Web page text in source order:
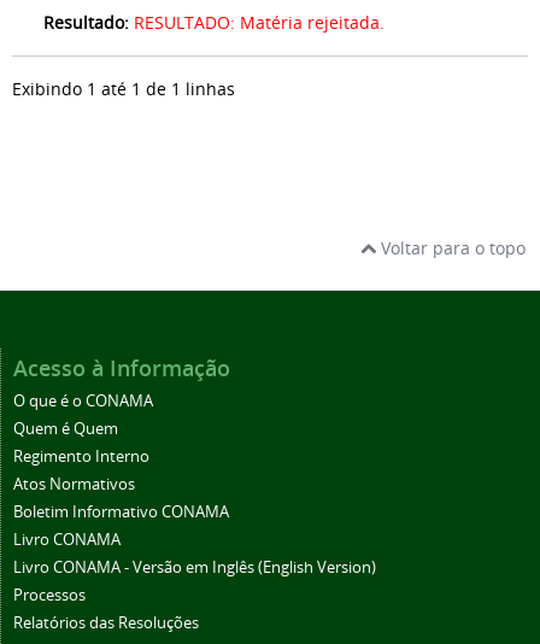
Resultado: RESULTADO: Matéria rejeitada.
Exibindo 1 até 1 de 1 linhas
Voltar para o topo
Acesso à Informação
O que é o CONAMA
Quem é Quem
Regimento Interno
Atos Normativos
Boletim Informativo CONAMA
Livro CONAMA
Livro CONAMA - Versão em Inglês (English Version)
Processos
Relatórios das Resoluções